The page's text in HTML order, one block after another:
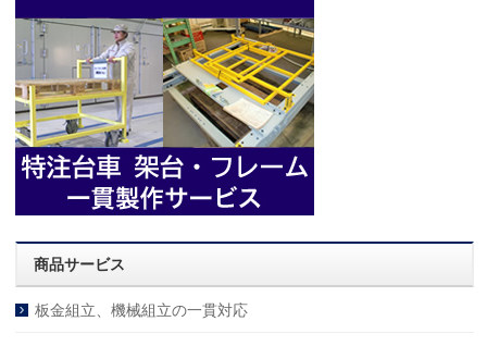
商品サービス
板金組立、機械組立の一貫対応